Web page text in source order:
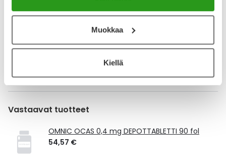
Muokkaa
Kiellä
Kela-korvattavuus ja reseptin toimitusmaksu
Tämä tuote ei ole Kela-korvattava. Reseptin
Laske korvauksen suuruus
Vastaavat tuotteet
OMNIC OCAS 0,4 mg DEPOTTABLETTI 90 fol
54,57 €